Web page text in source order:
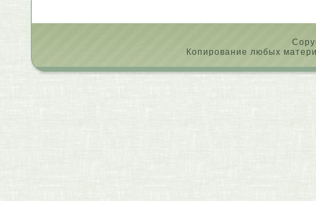
Копирование любых